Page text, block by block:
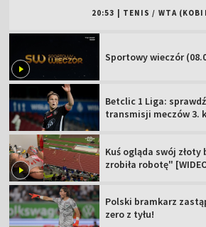
20:53 TENIS / WTA
Sportowy wieczór
Betclic 1 Liga:
transmisji meczów 3.
Kuś ogląda swój
zrobiła robotę"
Polski bramkarz
zero z tyłu!